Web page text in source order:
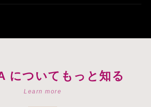
についてもっと知る
Learn more